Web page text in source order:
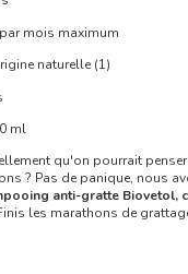
mois maximum
naturelle (1)
ml
qu'on pourrait
? Pas de panique, nous
anti-gratte Biovetol,
les marathons de